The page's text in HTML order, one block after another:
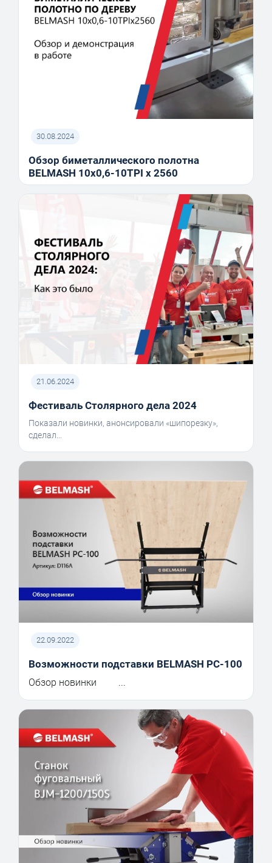
30.08.2024
Обзор биметаллического полотна
BELMASH 10x0,6-10TPI x 2560
21.06.2024
Фестиваль Столярного дела 2024
Показали новинки, анонсировали «шипорезку»,
сделал...
22.09.2022
Возможности подставки BELMASH PC-100
Обзор новинки ...